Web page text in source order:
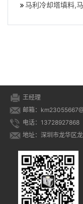
塔维修改造技巧视
马利冷却塔填料,
王经理
邮箱：
电话：13728927868
地址：深圳市龙华区